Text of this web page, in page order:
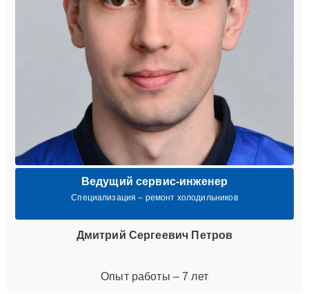
Ведущий сервис-инженер
Специализация – ремонт холодильников
Дмитрий Сергеевич Петров
Опыт работы – 7 лет